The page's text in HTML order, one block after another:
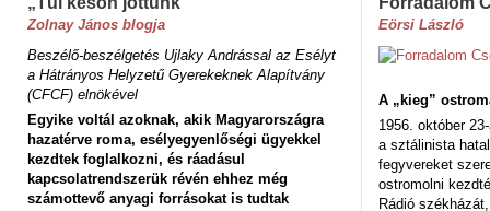
Zolnay János blogja
Beszélő-beszélgetés Ujlaky Andrással az Esélyt
a Hátrányos Helyzetű Gyerekeknek Alapítvány
(CFCF) elnökével
Egyike voltál azoknak, akik Magyarországra
hazatérve roma, esélyegyenlőségi ügyekkel
kezdtek foglalkozni, és ráadásul
kapcsolatrendszerük révén ehhez még
számottevő anyagi forrásokat is tudtak
Eörsi László
A „kieg”
1956. október
a sztálinista
fegyvereket
ostromolni
Rádió